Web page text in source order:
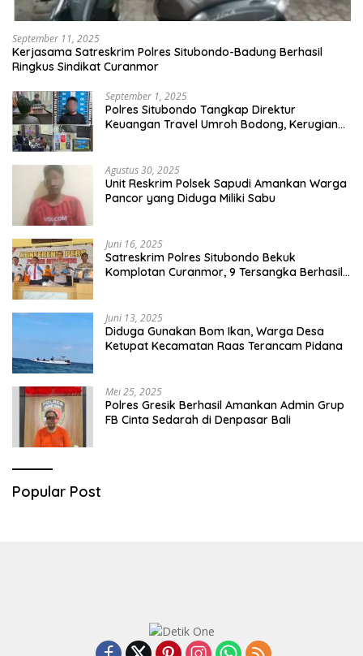
September 11, 2025
Kerjasama Satreskrim Polres Situbondo-Badung Berhasil
Ringkus Sindikat Curanmor
September 1, 2025
Polres Situbondo Tangkap Direktur
Keuangan Travel Umroh Bodong, Kerugian
Agustus 30, 2025
Unit Reskrim Polsek Sapudi Amankan Warga
Pancor yang Diduga Miliki Sabu
Juni 16, 2025
Satreskrim Polres Situbondo Bekuk
Komplotan Curanmor, 9 Tersangka Berhasil
Juni 13, 2025
Diduga Gunakan Bom Ikan, Warga Desa
Ketupat Kecamatan Raas Terancam Pidana
Mei 25, 2025
Polres Gresik Berhasil Amankan Admin Grup
FB Cinta Sedarah di Denpasar Bali
Popular Post